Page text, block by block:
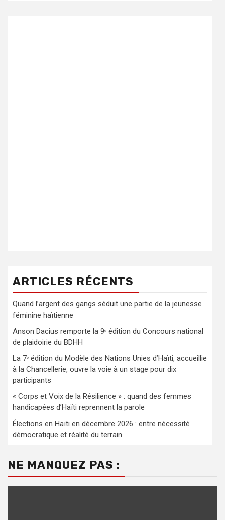
ARTICLES RÉCENTS
Quand l’argent des gangs séduit une partie de la jeunesse
féminine haïtienne
Anson Dacius remporte la 9ᵉ édition du Concours national
de plaidoirie du BDHH
La 7ᵉ édition du Modèle des Nations Unies d’Haïti, accueillie
à la Chancellerie, ouvre la voie à un stage pour dix
participants
« Corps et Voix de la Résilience » : quand des femmes
handicapées d’Haïti reprennent la parole
Élections en Haïti en décembre 2026 : entre nécessité
démocratique et réalité du terrain
NE MANQUEZ PAS :